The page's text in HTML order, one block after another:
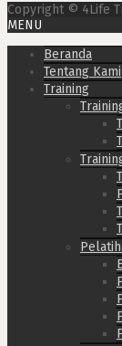
Copyright © 4Life
MENU
Beranda
Tentang Kami
Training